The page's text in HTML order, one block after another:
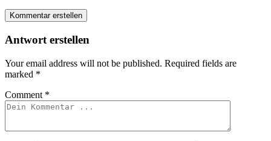
Kommentar erstellen
Antwort erstellen
Your email address will not be published. Required fields are
marked *
Comment *